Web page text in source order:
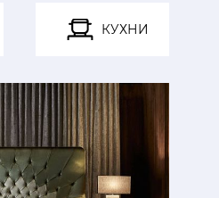
КУХНИ